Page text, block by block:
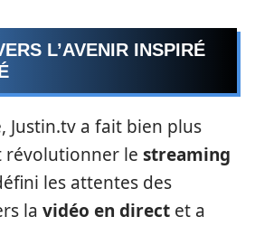
L’AVENIR INSPIRÉ
Justin.tv a fait bien plus
révolutionner le streaming
les attentes des
la vidéo en direct et a